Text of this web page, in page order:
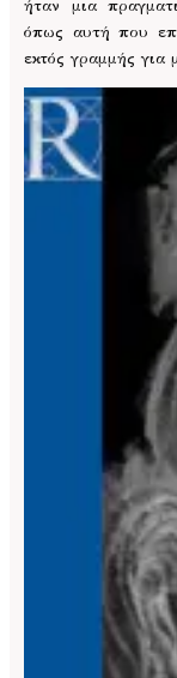
ήταν μια
όπως αυτή που
εκτός γραμμής για